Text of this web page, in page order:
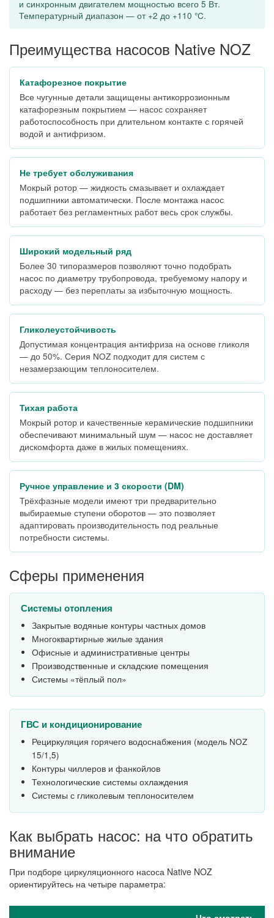
и синхронным двигателем мощностью всего 5 Вт.
Температурный диапазон — от +2 до +110 °C.
Преимущества насосов Native NOZ
Катафорезное покрытие
Все чугунные детали защищены антикоррозионным
катафорезным покрытием — насос сохраняет
работоспособность при длительном контакте с горячей
водой и антифризом.
Не требует обслуживания
Мокрый ротор — жидкость смазывает и охлаждает
подшипники автоматически. После монтажа насос
работает без регламентных работ весь срок службы.
Широкий модельный ряд
Более 30 типоразмеров позволяют точно подобрать
насос по диаметру трубопровода, требуемому напору и
расходу — без переплаты за избыточную мощность.
Гликолеустойчивость
Допустимая концентрация антифриза на основе гликоля
— до 50%. Серия NOZ подходит для систем с
незамерзающим теплоносителем.
Тихая работа
Мокрый ротор и качественные керамические подшипники
обеспечивают минимальный шум — насос не доставляет
дискомфорта даже в жилых помещениях.
Ручное управление и 3 скорости (DM)
Трёхфазные модели имеют три предварительно
выбираемые ступени оборотов — это позволяет
адаптировать производительность под реальные
потребности системы.
Сферы применения
Системы отопления
Закрытые водяные контуры частных домов
Многоквартирные жилые здания
Офисные и административные центры
Производственные и складские помещения
Системы «тёплый пол»
ГВС и кондиционирование
Рециркуляция горячего водоснабжения (модель NOZ
15/1,5)
Контуры чиллеров и фанкойлов
Технологические системы охлаждения
Системы с гликолевым теплоносителем
Как выбрать насос: на что обратить
внимание
При подборе циркуляционного насоса Native NOZ
ориентируйтесь на четыре параметра: